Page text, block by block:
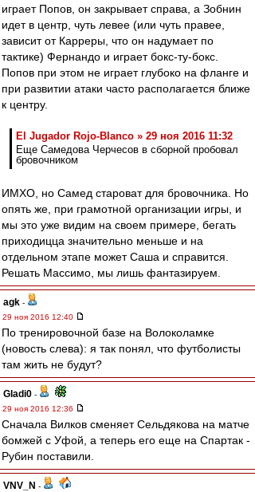
играет Попов, он закрывает справа, а Зобнин
идет в центр, чуть левее (или чуть правее,
зависит от Карреры, что он надумает по
тактике) Фернандо и играет бокс-ту-бокс.
Попов при этом не играет глубоко на фланге и
при развитии атаки часто располагается ближе
к центру.
El Jugador Rojo-Blanco » 29 ноя 2016 11:32
Еще Самедова Черчесов в сборной пробовал
бровочником
ИМХО, но Самед староват для бровочника. Но
опять же, при грамотной организации игры, и
мы это уже видим на своем примере, бегать
приходицца значительно меньше и на
отдельном этапе может Саша и справится.
Решать Массимо, мы лишь фантазируем.
agk -
29 ноя 2016 12:40
По тренировочной базе на Волоколамке
(новость слева): я так понял, что футболисты
там жить не будут?
Gladi0 -
29 ноя 2016 12:36
Сначала Вилков сменяет Сельдякова на матче
бомжей с Уфой, а теперь его еще на Спартак -
Рубин поставили.
VNV_N -